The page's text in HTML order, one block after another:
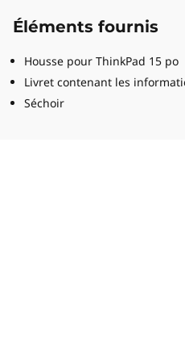
Éléments fournis
Housse pour ThinkPad 15 po
Livret contenant les
Séchoir